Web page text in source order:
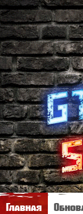
Главная